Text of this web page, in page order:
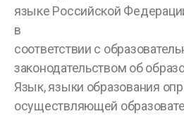
языке Российской
в
соответствии с
законодательством об
Язык, языки образования
осуществляющей